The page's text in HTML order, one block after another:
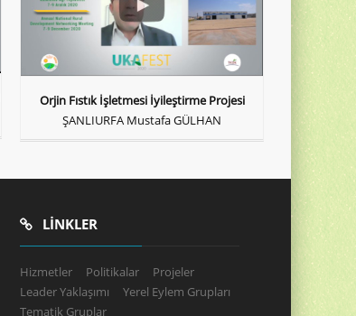
Orjin Fıstık İşletmesi İyileştirme Projesi
ŞANLIURFA Mustafa GÜLHAN
LINKLER
Hizmetler Politikalar
Projeler
Leader Yaklaşımı
Yerel Eylem Grupları
Tematik Gruplar